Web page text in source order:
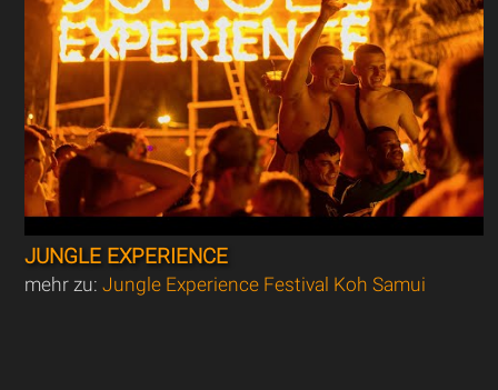
JUNGLE EXPERIENCE
mehr zu:Jungle Experience Festival Koh Samui